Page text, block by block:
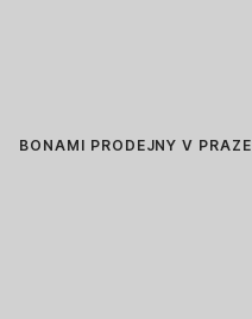
BONAMI PRODEJNY V PRAZE